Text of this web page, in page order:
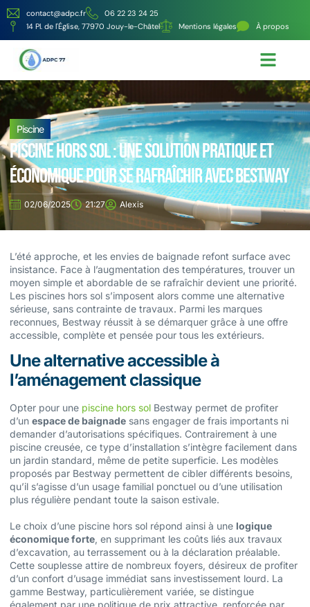
contact@adpc.fr
06 22 23 24 25
14 Pl. de l'Église, 77970 Jouy-le-Châtel
Mentions légales À propos
Piscine
Piscine hors sol : une solution pratique et
économique pour se rafraîchir avec Bestway
02/06/2025 21:27 Alexis
L’été approche, et les envies de baignade refont surface avec
insistance. Face à l’augmentation des températures, trouver un
moyen simple et abordable de se rafraîchir devient une priorité.
Les piscines hors sol s’imposent alors comme une alternative
sérieuse, sans contrainte de travaux. Parmi les marques
reconnues, Bestway réussit à se démarquer grâce à une offre
accessible, complète et pensée pour tous les extérieurs.
Une alternative accessible à
l’aménagement classique
Opter pour une piscine hors sol Bestway permet de profiter
d’un espace de baignade sans engager de frais importants ni
demander d’autorisations spécifiques. Contrairement à une
piscine creusée, ce type d’installation s’intègre facilement dans
un jardin standard, même de petite superficie. Les modèles
proposés par Bestway permettent de cibler différents besoins,
qu’il s’agisse d’un usage familial ponctuel ou d’une utilisation
plus régulière pendant toute la saison estivale.
Le choix d’une piscine hors sol répond ainsi à une logique
économique forte, en supprimant les coûts liés aux travaux
d’excavation, au terrassement ou à la déclaration préalable.
Cette souplesse attire de nombreux foyers, désireux de profiter
d’un confort d’usage immédiat sans investissement lourd. La
gamme Bestway, particulièrement variée, se distingue
également par une politique de prix attractive, renforcée par